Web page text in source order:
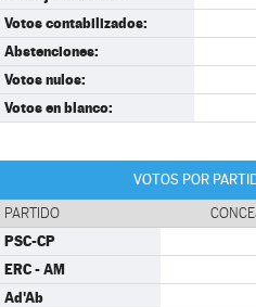
Votos contabilizados:
Abstenciones:
Votos nulos:
Votos en blanco:
VOTOS POR
PARTIDO
PSC-CP
ERC - AM
Ad'Ab